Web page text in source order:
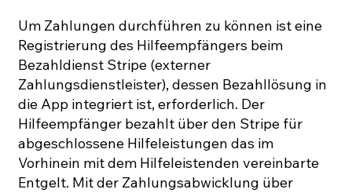
Um Zahlungen durchführen zu können ist eine
Registrierung des Hilfeempfängers beim
Bezahldienst Stripe (externer
Zahlungsdienstleister), dessen Bezahllösung in
die App integriert ist, erforderlich. Der
Hilfeempfänger bezahlt über den Stripe für
abgeschlossene Hilfeleistungen das im
Vorhinein mit dem Hilfeleistenden vereinbarte
Entgelt. Mit der Zahlungsabwicklung über